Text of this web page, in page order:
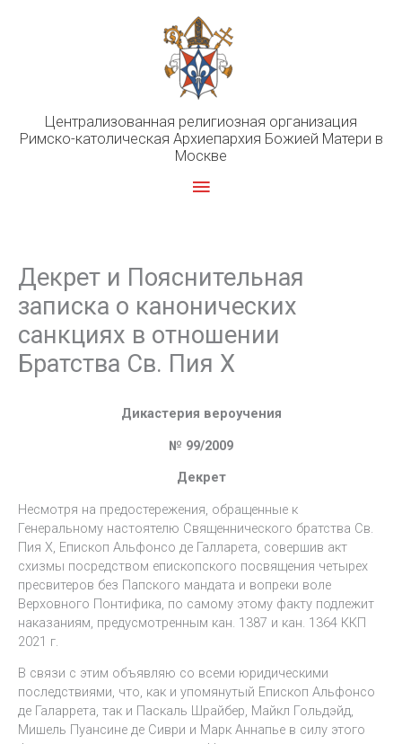
Централизованная религиозная организация
Римско-католическая Архиепархия Божией Матери в
Москве
Главное
Декрет и Пояснительная
записка о канонических
санкциях в отношении
Братства Св. Пия X
Дикастерия вероучения
№ 99/2009
Декрет
Несмотря на предостережения, обращенные к
Генеральному настоятелю Священнического братства Св.
Пия Х, Епископ Альфонсо де Галларета, совершив акт
схизмы посредством епископского посвящения четырех
пресвитеров без Папского мандата и вопреки воле
Верховного Понтифика, по самому этому факту подлежит
наказаниям, предусмотренным кан. 1387 и кан. 1364 ККП
2021 г.
В связи с этим объявляю со всеми юридическими
последствиями, что, как и упомянутый Епископ Альфонсо
де Галаррета, так и Паскаль Шрайбер, Майкл Гольдэйд,
Мишель Пуансине де Сиври и Марк Аннапье в силу этого